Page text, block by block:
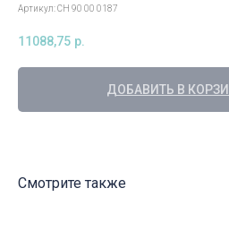
Артикул:CH 90 00 0187
11088,75 р.
ДОБАВИТЬ В
Смотрите также